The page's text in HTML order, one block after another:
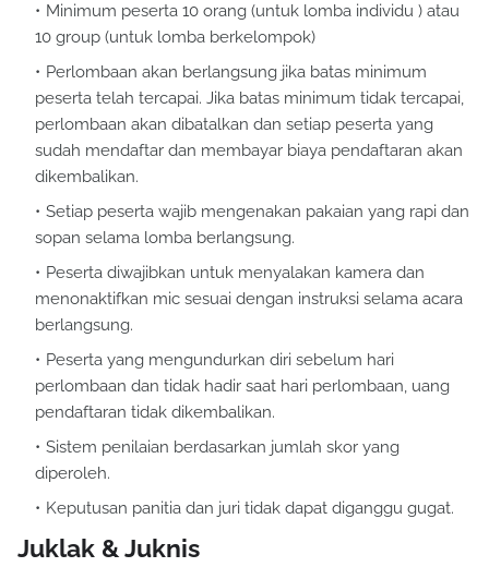
Minimum peserta 10 orang (untuk lomba individu ) atau
10 group (untuk lomba berkelompok)
Perlombaan akan berlangsung jika batas minimum
peserta telah tercapai. Jika batas minimum tidak tercapai,
perlombaan akan dibatalkan dan setiap peserta yang
sudah mendaftar dan membayar biaya pendaftaran akan
dikembalikan.
Setiap peserta wajib mengenakan pakaian yang rapi dan
sopan selama lomba berlangsung.
Peserta diwajibkan untuk menyalakan kamera dan
menonaktifkan mic sesuai dengan instruksi selama acara
berlangsung.
Peserta yang mengundurkan diri sebelum hari
perlombaan dan tidak hadir saat hari perlombaan, uang
pendaftaran tidak dikembalikan.
Sistem penilaian berdasarkan jumlah skor yang
diperoleh.
Keputusan panitia dan juri tidak dapat diganggu gugat.
Juklak & Juknis